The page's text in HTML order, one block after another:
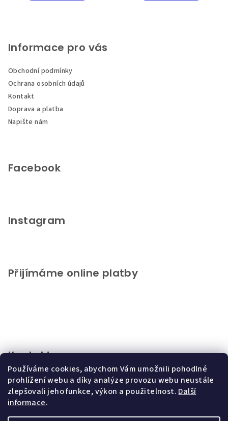
Používáme cookies, abychom Vám umožnili pohodlné
prohlížení webu a díky analýze provozu webu neustále
zlepšovali jeho funkce, výkon a použitelnost. Další
informace.
Informace pro vás
Obchodní podmínky
Ochrana osobních údajů
Kontakt
Doprava a platba
Napište nám
Facebook
Instagram
Přijímáme online platby
Kontakt
info@chupeto.cz
+420721816046